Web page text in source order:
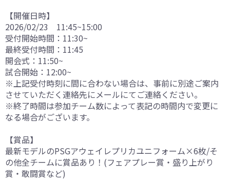
【開催日時】
2026/02/23 11:45~15:00
受付開始時間：11:30~
最終受付時間：11:45
開会式：11:50~
試合開始：12:00~
※上記受付時刻に間に合わない場合は、事前に別途ご案内
させていただく連絡先にメールにてご連絡ください。
※終了時間は参加チーム数によって表記の時間内で変更に
なる場合がございます。
【賞品】
最新モデルのPSGアウェイレプリカユニフォーム×6枚/そ
の他全チームに賞品あり！(フェアプレー賞・盛り上がり
賞・敢闘賞など)